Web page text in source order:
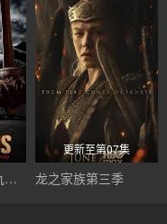
斯巴达克斯：复仇第二季
更新至第07集
龙之家族第三季